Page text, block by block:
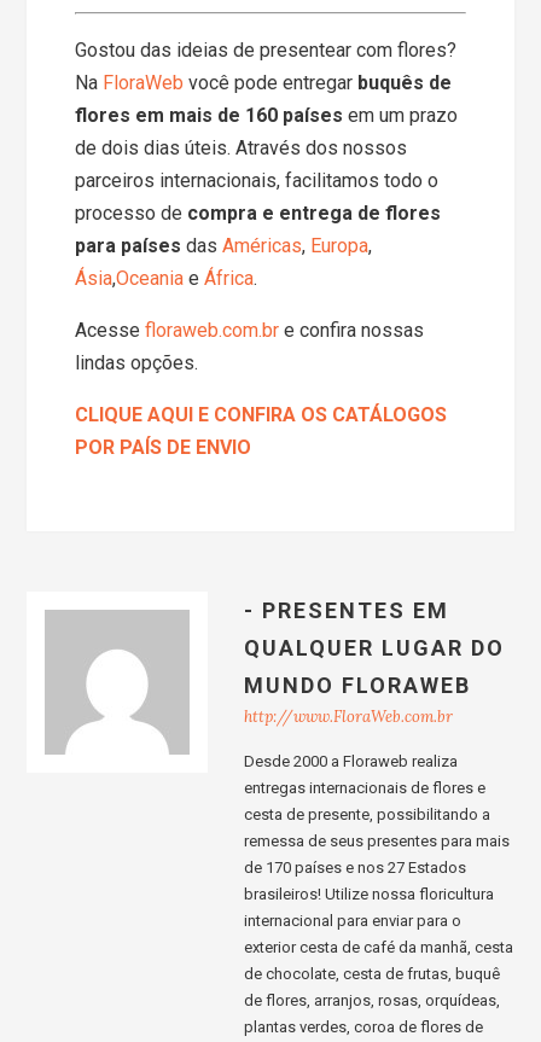
Gostou das ideias de presentear com flores?
Na FloraWeb você pode entregar buquês de
flores em mais de 160 países em um prazo
de dois dias úteis. Através dos nossos
parceiros internacionais, facilitamos todo o
processo de compra e entrega de flores
para países dasAméricas, Europa,
Ásia,OceaniaeÁfrica.
Acessefloraweb.com.br e confira nossas
lindas opções.
CLIQUE AQUI E CONFIRA OS CATÁLOGOS
POR PAÍS DE ENVIO
- PRESENTES EM
QUALQUER LUGAR DO
MUNDO FLORAWEB
http://www.FloraWeb.com.br
Desde 2000 a Floraweb realiza
entregas internacionais de flores e
cesta de presente, possibilitando a
remessa de seus presentes para mais
de 170 países e nos 27 Estados
brasileiros! Utilize nossa floricultura
internacional para enviar para o
exterior cesta de café da manhã, cesta
de chocolate, cesta de frutas, buquê
de flores, arranjos, rosas, orquídeas,
plantas verdes, coroa de flores de